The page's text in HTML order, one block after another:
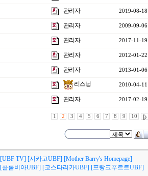
관리자 2019-08-18
관리자 2009-09-06
관리자 2017-11-19
관리자 2012-01-22
관리자 2013-01-06
리스닝 2010-04-11
관리자 2017-02-19
1 2 3 4 5 6 7 8 9 10
[UBF TV] [시카고UBF] [Mother Barry's Homepage]
[콜롬비아UBF] [코스타리카UBF] [프랑크푸르트UBF]